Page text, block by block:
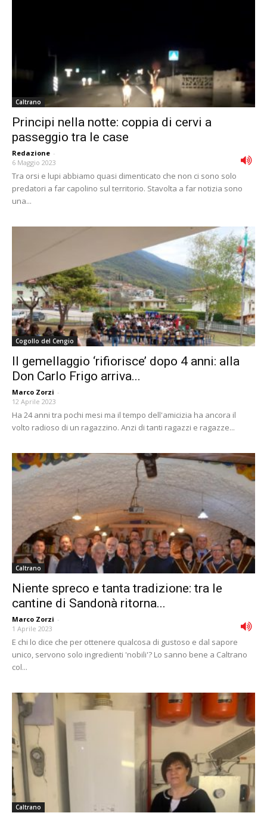
Caltrano
Principi nella notte: coppia di cervi a
passeggio tra le case
Redazione -
6 Maggio 2023
Tra orsi e lupi abbiamo quasi dimenticato che non ci sono solo
predatori a far capolino sul territorio. Stavolta a far notizia sono
una...
Cogollo del Cengio
Il gemellaggio ‘rifiorisce’ dopo 4 anni: alla
Don Carlo Frigo arriva...
Marco Zorzi -
12 Aprile 2023
Ha 24 anni tra pochi mesi ma il tempo dell'amicizia ha ancora il
volto radioso di un ragazzino. Anzi di tanti ragazzi e ragazze...
Caltrano
Niente spreco e tanta tradizione: tra le
cantine di Sandonà ritorna...
Marco Zorzi -
1 Aprile 2023
E chi lo dice che per ottenere qualcosa di gustoso e dal sapore
unico, servono solo ingredienti 'nobili'? Lo sanno bene a Caltrano
col...
Caltrano